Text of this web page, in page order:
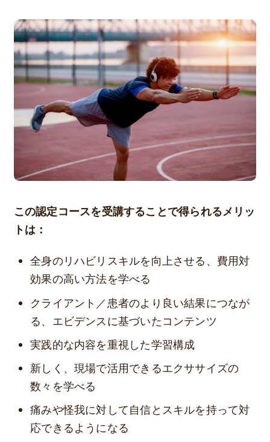
この認定コースを受講することで得られるメリッ
トは：
全身のリハビリスキルを向上させる、費用対
効果の高い方法を学べる
クライアント／患者のより良い結果につなが
る、エビデンスに基づいたコンテンツ
実践的な内容を重視した学習構成
新しく、現場で活用できるエクササイズの
数々を学べる
痛みや怪我に対して自信とスキルを持って対
応できるようになる